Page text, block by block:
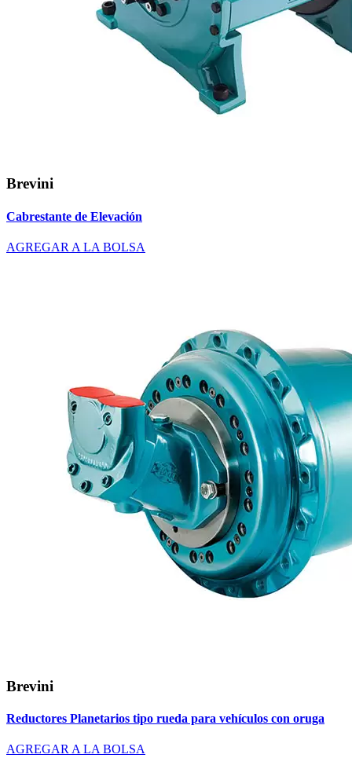
Brevini
Cabrestante de Elevación
AGREGAR A LA BOLSA
Brevini
Reductores Planetarios tipo rueda para vehículos con oruga
AGREGAR A LA BOLSA